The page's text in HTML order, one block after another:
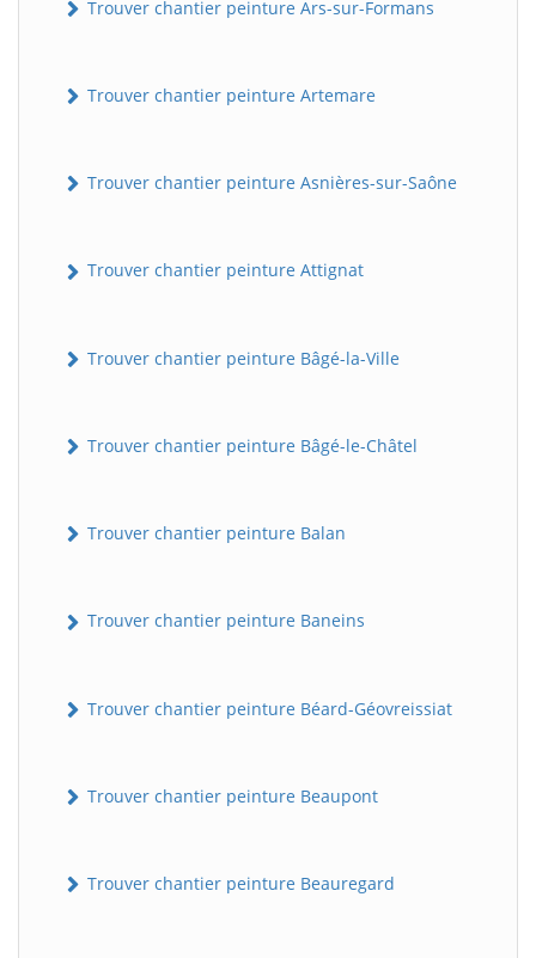
Trouver chantier peinture Ars-sur-Formans
Trouver chantier peinture Artemare
Trouver chantier peinture Asnières-sur-Saône
Trouver chantier peinture Attignat
Trouver chantier peinture Bâgé-la-Ville
Trouver chantier peinture Bâgé-le-Châtel
Trouver chantier peinture Balan
Trouver chantier peinture Baneins
Trouver chantier peinture Béard-Géovreissiat
Trouver chantier peinture Beaupont
Trouver chantier peinture Beauregard